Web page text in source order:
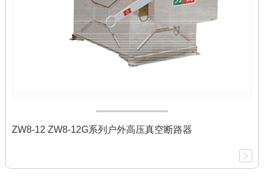
ZW8-12 ZW8-12G系列户外高压真空断路器